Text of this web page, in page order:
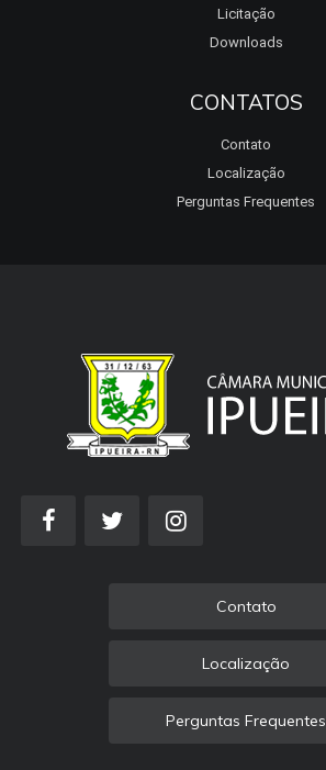
Licitação
Downloads
CONTATOS
Contato
Localização
Perguntas Frequentes
Contato
Localização
Perguntas Frequentes